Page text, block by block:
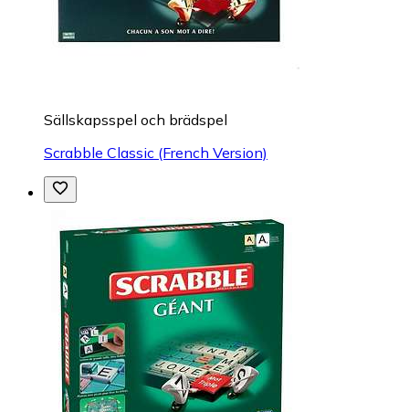
Sällskapsspel och brädspel
Scrabble Classic (French Version)